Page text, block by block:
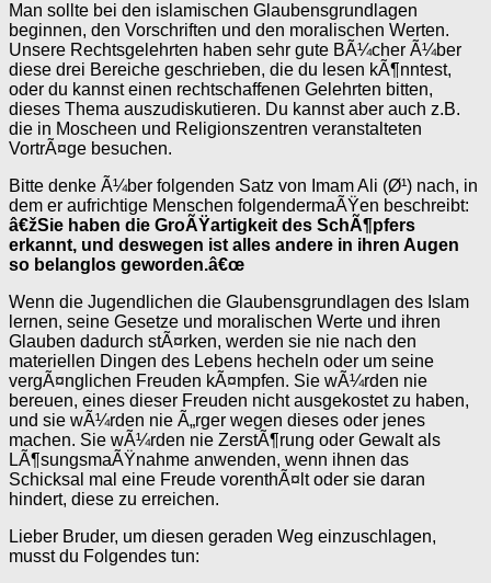
Man sollte bei den islamischen Glaubensgrundlagen
beginnen, den Vorschriften und den moralischen Werten.
Unsere Rechtsgelehrten haben sehr gute BÃ¼cher Ã¼ber
diese drei Bereiche geschrieben, die du lesen kÃ¶nntest,
oder du kannst einen rechtschaffenen Gelehrten bitten,
dieses Thema auszudiskutieren. Du kannst aber auch z.B.
die in Moscheen und Religionszentren veranstalteten
VortrÃ¤ge besuchen.
Bitte denke Ã¼ber folgenden Satz von Imam Ali (Ø¹) nach, in
dem er aufrichtige Menschen folgendermaÃŸen beschreibt:
â€žSie haben die GroÃŸartigkeit des SchÃ¶pfers
erkannt, und deswegen ist alles andere in ihren Augen
so belanglos geworden.â€œ
Wenn die Jugendlichen die Glaubensgrundlagen des Islam
lernen, seine Gesetze und moralischen Werte und ihren
Glauben dadurch stÃ¤rken, werden sie nie nach den
materiellen Dingen des Lebens hecheln oder um seine
vergÃ¤nglichen Freuden kÃ¤mpfen. Sie wÃ¼rden nie
bereuen, eines dieser Freuden nicht ausgekostet zu haben,
und sie wÃ¼rden nie Ã„rger wegen dieses oder jenes
machen. Sie wÃ¼rden nie ZerstÃ¶rung oder Gewalt als
LÃ¶sungsmaÃŸnahme anwenden, wenn ihnen das
Schicksal mal eine Freude vorenthÃ¤lt oder sie daran
hindert, diese zu erreichen.
Lieber Bruder, um diesen geraden Weg einzuschlagen,
musst du Folgendes tun: